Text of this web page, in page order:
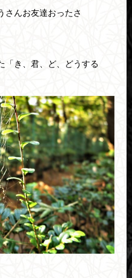
さんお友達おったさ
「き、君、ど、どうする